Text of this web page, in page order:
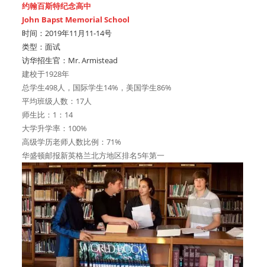
约翰百斯特纪念高中
John Bapst Memorial School
时间：2019年11月11-14号
类型：面试
访华招生官：Mr. Armistead
建校于1928年
总学生498人，国际学生14%，美国学生86%
平均班级人数：17人
师生比：1：14
大学升学率：100%
高级学历老师人数比例：71%
华盛顿邮报新英格兰北方地区排名5年第一